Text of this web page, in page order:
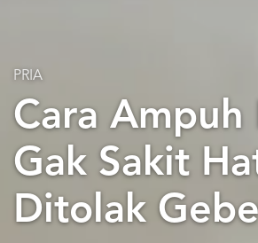
PRIA
Cara Ampuh
Gak Sakit
Ditolak